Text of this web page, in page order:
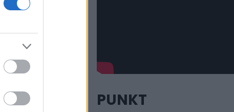
PUNKT